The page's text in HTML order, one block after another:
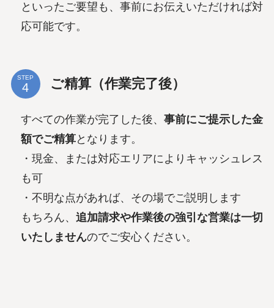
といったご要望も、事前にお伝えいただければ対
応可能です。
STEP ご精算（作業完了後）
すべての作業が完了した後、 事前にご提示した金
額でご精算となります。
・現金、または対応エリアによりキャッシュレス
も可
・不明な点があれば、その場でご説明します
もちろん、 追加請求や作業後の強引な営業は一切
いたしませんのでご安心ください。